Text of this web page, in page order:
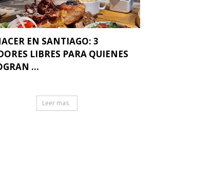
EN SANTIAGO: 3
LIBRES PARA QUIENES
...
Leer mas